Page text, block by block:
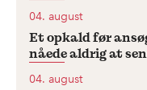
04. august
Et opkald før
nåede aldrig at
04. august